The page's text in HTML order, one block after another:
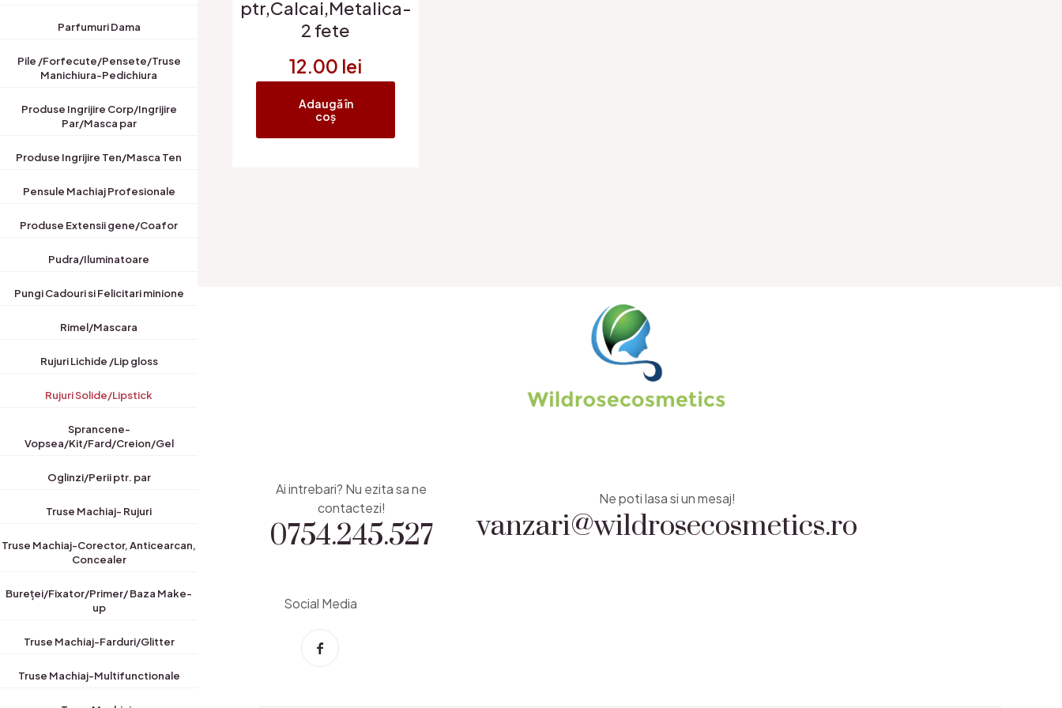
Parfumuri Dama
Pile /Forfecute/Pensete/Truse
Manichiura-Pedichiura
Produse Ingrijire Corp/Ingrijire
Par/Masca par
Produse Ingrijire Ten/Masca Ten
Pensule Machiaj Profesionale
Produse Extensii gene/Coafor
Pudra/Iluminatoare
Pungi Cadouri si Felicitari minione
Rimel/Mascara
Rujuri Lichide /Lip gloss
Rujuri Solide/Lipstick
Sprancene-
Vopsea/Kit/Fard/Creion/Gel
Oglinzi/Perii ptr. par
Truse Machiaj- Rujuri
Truse Machiaj-Corector, Anticearcan,
Concealer
Bureței/Fixator/Primer/ Baza Make-
up
Truse Machiaj-Farduri/Glitter
Truse Machiaj-Multifunctionale
ptr,Calcai,Metalica-
2 fete
12.00 lei
Adaugă în
coș
0754.245.527
Ai intrebari? Nu ezita sa ne
contactezi!
vanzari@wildrosecosmetics.ro
Ne poti lasa si un mesaj!
Social Media